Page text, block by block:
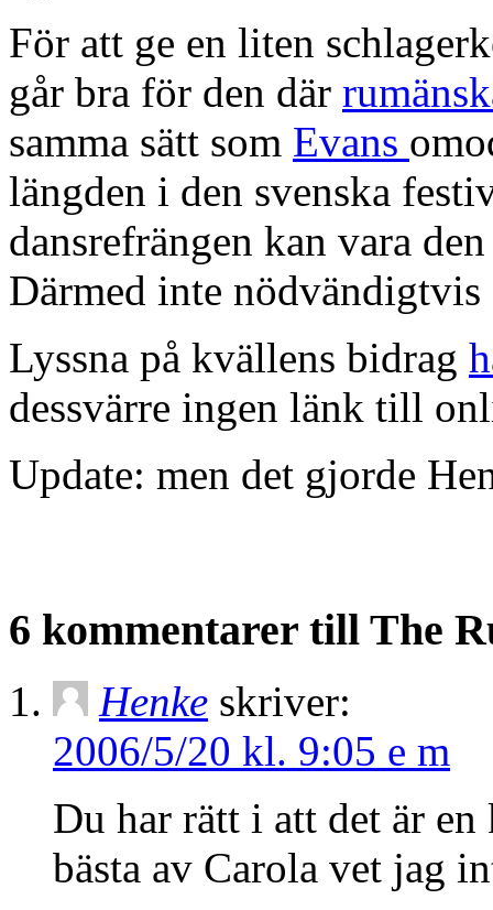
För att ge en liten
går bra för den där
samma sätt som Evans
längden i den svenska
dansrefrängen kan vara
Därmed inte nödvändigtvis
Lyssna på kvällens bidrag
dessvärre ingen länk till
Update: men det gjorde
6 kommentarer till The
Henke skriver:
2006/5/20 kl. 9:05 e m
Du har rätt i att det är
bästa av Carola vet jag